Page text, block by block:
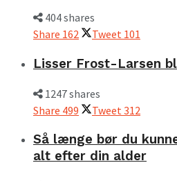
404 shares
Share 162 Tweet 101
Lisser Frost-Larsen
1247 shares
Share 499 Tweet 312
Så længe bør du
alt efter din alder